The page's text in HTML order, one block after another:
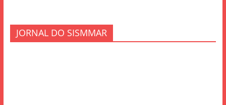
JORNAL DO SISMMAR